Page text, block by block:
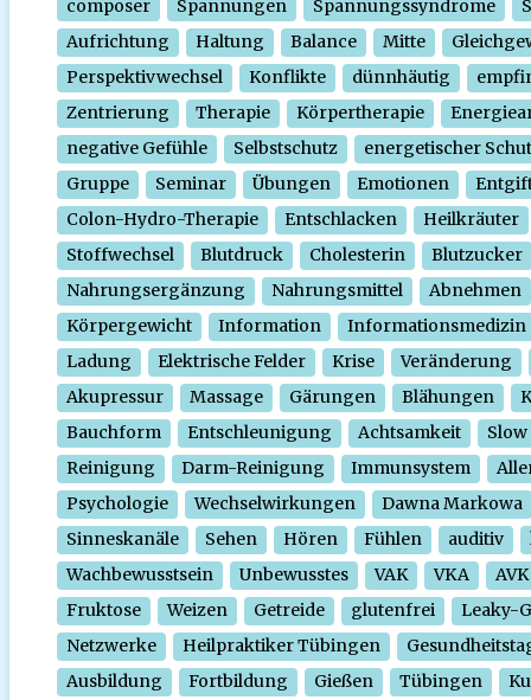
composer Spannungen Spannungssyndrome
Aufrichtung
Haltung Balance Mitte
Perspektivwechsel
Konflikte dünnhäutig
Zentrierung
Therapie Körpertherapie
negative Gefühle
Selbstschutz
energetischer
Gruppe
Seminar Übungen Emotionen
Colon-Hydro-Therapie
Entschlacken
Heilkräuter
Stoffwechsel
Blutdruck Cholesterin
Blutzucker
Nahrungsergänzung
Nahrungsmittel
Abnehmen
Körpergewicht
Information
Informationsmedizin
Ladung
Elektrische Felder Krise
Veränderung
Akupressur
Massage Gärungen Blähungen
Bauchform
Entschleunigung Achtsamkeit
Slow
Reinigung
Darm-Reinigung Immunsystem
Psychologie
Wechselwirkungen
Dawna Markowa
Sinneskanäle
Sehen Hören Fühlen auditiv
Wachbewusstsein
Unbewusstes VAK VKA
AVK
Fruktose
Weizen Getreide glutenfrei
Leaky-
Netzwerke
Heilpraktiker Tübingen
Ausbildung
Fortbildung Gießen Tübingen